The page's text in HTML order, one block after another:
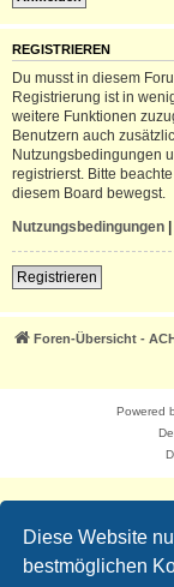
Diese Website
bestmöglichen
REGISTRIEREN
Du musst in diesem
Registrierung ist in
weitere Funktionen
Benutzern auch
Nutzungsbedingungen
registrierst. Bitte
diesem Board bewegst.
Nutzungsbedingungen |
Registrieren
Foren-Übersicht -
Powered